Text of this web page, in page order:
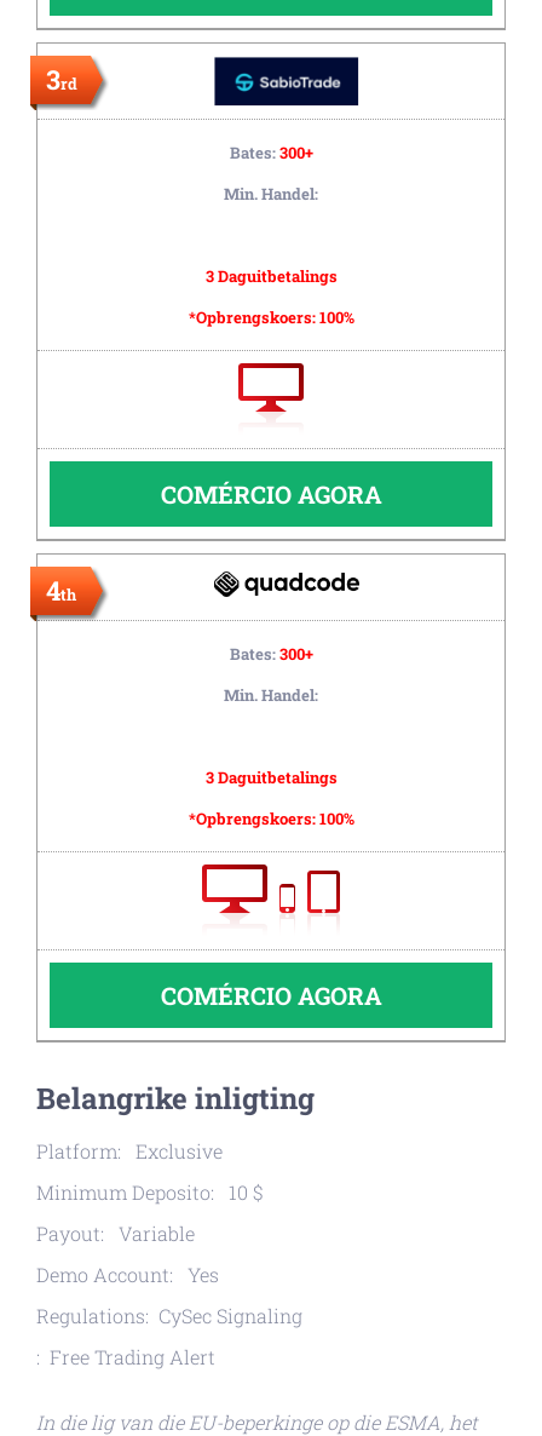
3rd
Bates:300+
Min. Handel:
3 Daguitbetalings
*Opbrengskoers:100%
COMÉRCIO AGORA
4th
Bates:300+
Min. Handel:
3 Daguitbetalings
*Opbrengskoers:100%
COMÉRCIO AGORA
Belangrike inligting
Platform: Exclusive
Minimum Deposito: 10 $
Payout: Variable
Demo Account: Yes
Regulations: CySec Signaling
: Free Trading Alert
In die lig van die EU-beperkinge op die ESMA, het